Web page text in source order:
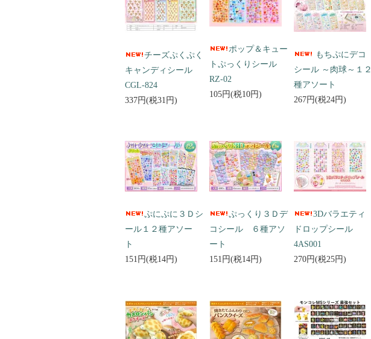
チーズぷくぷく
キャンディシール
CGL-824
337円(税31円)
ポップ＆キュー
トぷっくりシール
RZ-02
105円(税10円)
もちぷにデコ
シール ～肉球～１２
種アソート
267円(税24円)
ぷにぷに３Ｄシ
ール１２種アソー
ト
151円(税14円)
ぷっくり３Ｄデ
コシール ６種アソ
ート
151円(税14円)
3Dバラエティ
ドロップシール
4AS001
270円(税25円)